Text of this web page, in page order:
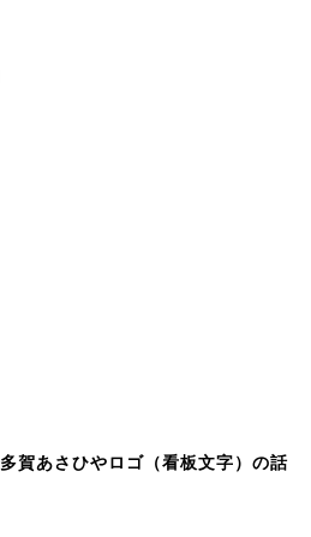
多賀あさひやロゴ（看板文字）の話